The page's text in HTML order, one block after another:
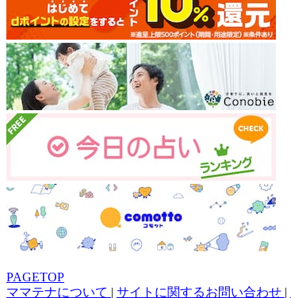
PAGETOP
ママテナについて | サイトに関するお問い合わせ |